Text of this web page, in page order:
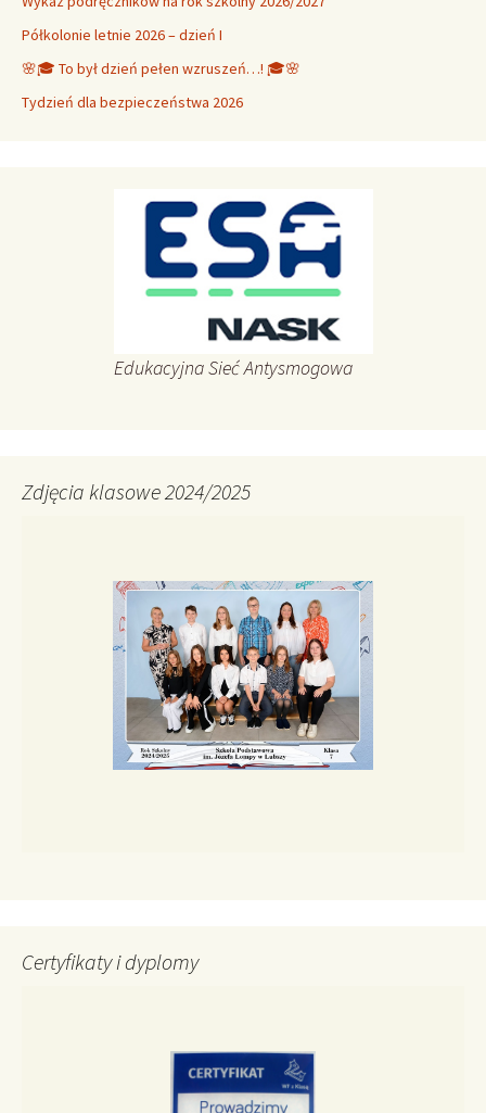
Półkolonie letnie 2026 – dzień I
🌸🎓 To był dzień pełen wzruszeń…! 🎓🌸
Tydzień dla bezpieczeństwa 2026
Edukacyjna Sieć Antysmogowa
Zdjęcia klasowe 2024/2025
Certyfikaty i dyplomy